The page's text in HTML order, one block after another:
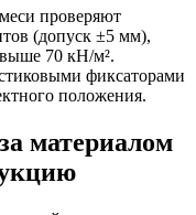
проверяют
(допуск ±5 мм),
70 кН/м².
фиксаторами
положения.
материалом